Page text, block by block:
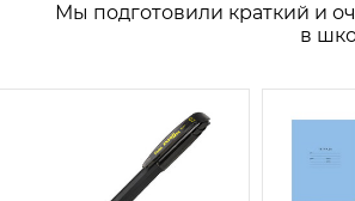
Мы подготовили краткий и
в